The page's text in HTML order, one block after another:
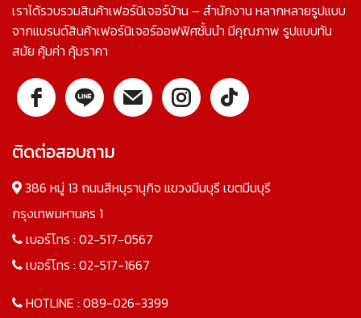
เราได้รวบรวมสินค้าเฟอร์นิเจอร์บ้าน – สำนักงาน หลากหลายรูปแบบ
จากแบรนด์สินค้าเฟอร์นิเจอร์ออฟฟิศชั้นนำ มีคุณภาพ รูปแบบทัน
สมัย คุ้มค่า คุ้มราคา
ติดต่อสอบถาม
386 หมู่ 13 ถนนสีหบุรานุกิจ แขวงมีนบุรี เขตมีนบุรี
กรุงเทพมหานคร 1
เบอร์โทร : 02-517-0567
เบอร์โทร : 02-517-1667
HOTLINE : 089-026-3399